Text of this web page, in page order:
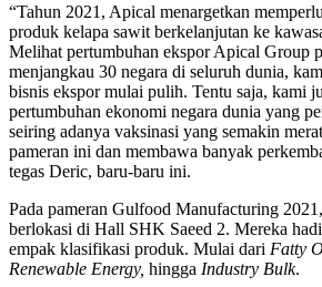
“Tahun 2021, Apical menargetkan
produk kelapa sawit berkelanjutan ke
Melihat pertumbuhan ekspor Apical Group
menjangkau 30 negara di seluruh dunia,
bisnis ekspor mulai pulih. Tentu saja, kami
pertumbuhan ekonomi negara dunia yang
seiring adanya vaksinasi yang semakin
pameran ini dan membawa banyak
tegas Deric, baru-baru ini.
Pada pameran Gulfood Manufacturing
berlokasi di Hall SHK Saeed 2. Mereka
empak klasifikasi produk. Mulai dari Fatty
Renewable Energy, hingga Industry Bulk.